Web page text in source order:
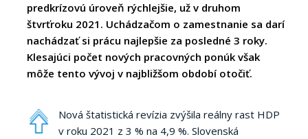
predkrízovú úroveň rýchlejšie, už v druhom
štvrťroku 2021. Uchádzačom o zamestnanie sa darí
nachádzať si prácu najlepšie za posledné 3 roky.
Klesajúci počet nových pracovných ponúk však
môže tento vývoj v najbližšom období otočiť.
Nová štatistická revízia zvýšila reálny rast HDP
v roku 2021 z 3 % na 4,9 %. Slovenská